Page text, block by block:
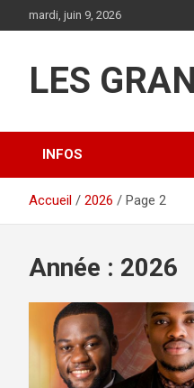
au
mardi, juin 9, 2026
LES
INFOS
Accueil 2026 Page 2
Année : 2026